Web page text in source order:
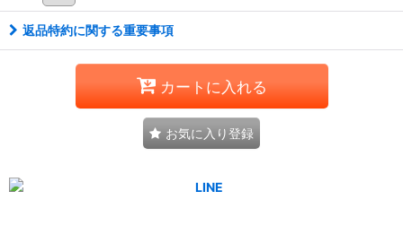
返品特約に関する重要事項
カートに入れる
お気に入り登録